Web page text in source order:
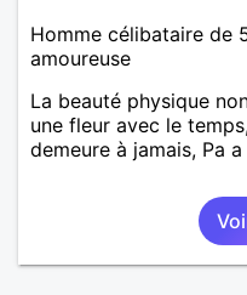
Homme célibataire de
amoureuse
La beauté physique
une fleur avec le
demeure à jamais, Pa